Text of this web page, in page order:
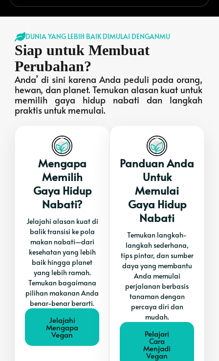
DUNIA YANG LEBIH BAIK DIMULAI DENGANMU
Siap untuk Membuat
Perubahan?
Anda’ di sini karena Anda peduli pada orang,
hewan, dan planet. Temukan alasan kuat untuk
memilih gaya hidup nabati dan langkah
praktis untuk memulai.
Mengapa
Memilih
Gaya Hidup
Nabati?
Jelajahi alasan kuat di
balik transisi ke pola
makan nabati—dari
kesehatan yang lebih
baik hingga planet
yang lebih ramah.
Temukan bagaimana
pilihan makanan Anda
benar-benar berarti.
Jelajahi
Mengapa
Vegan
Panduan Anda
Untuk
Memulai
Gaya Hidup
Nabati
Temukan langkah-
langkah sederhana,
tips pintar, dan sumber
daya yang membantu
Anda memulai
perjalanan berbasis
tanaman dengan
percaya diri dan
mudah.
Pelajari
Cara
Menjadi
Vegan